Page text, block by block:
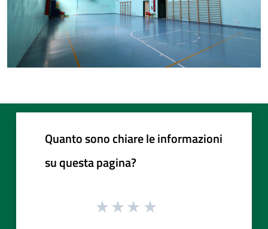
Quanto sono chiare le informazioni
su questa pagina?